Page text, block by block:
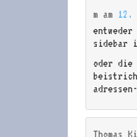
m am 12.
sidebar
oder die
Thomas